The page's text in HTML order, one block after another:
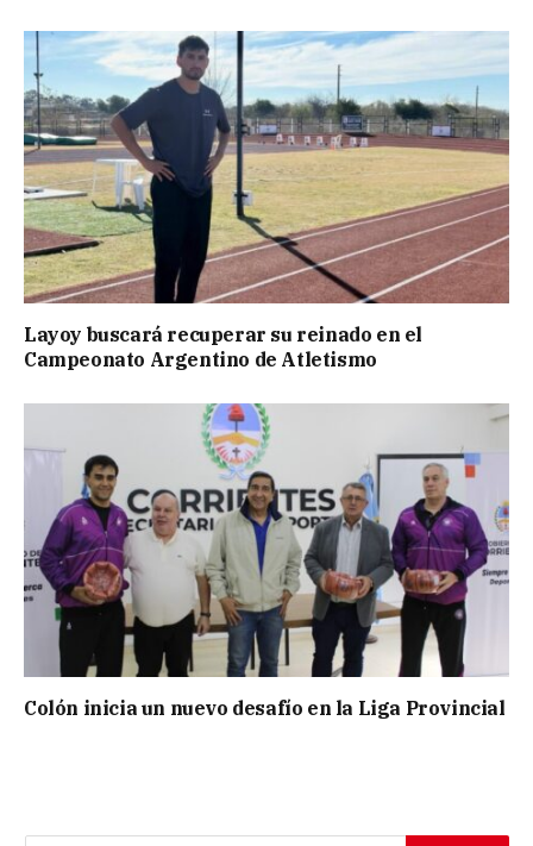
Layoy buscará recuperar su reinado en el
Campeonato Argentino de Atletismo
Colón inicia un nuevo desafío en la Liga Provincial